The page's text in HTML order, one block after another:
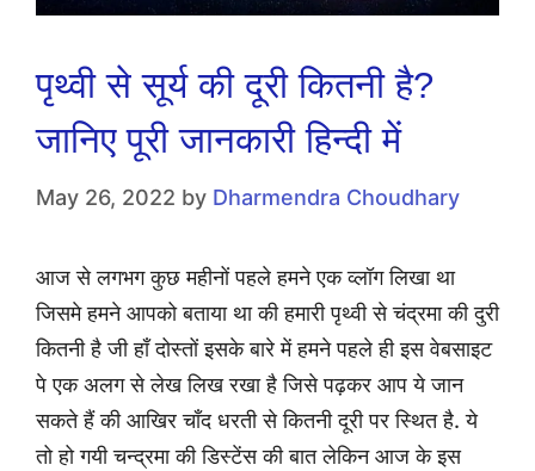
पृथ्वी से सूर्य की दूरी कितनी है?
जानिए पूरी जानकारी हिन्दी में
May 26, 2022 by Dharmendra Choudhary
आज से लगभग कुछ महीनों पहले हमने एक व्लॉग लिखा था
जिसमे हमने आपको बताया था की हमारी पृथ्वी से चंद्रमा की दुरी
कितनी है जी हाँ दोस्तों इसके बारे में हमने पहले ही इस वेबसाइट
पे एक अलग से लेख लिख रखा है जिसे पढ़कर आप ये जान
सकते हैं की आखिर चाँद धरती से कितनी दूरी पर स्थित है. ये
तो हो गयी चन्द्रमा की डिस्टेंस की बात लेकिन आज के इस